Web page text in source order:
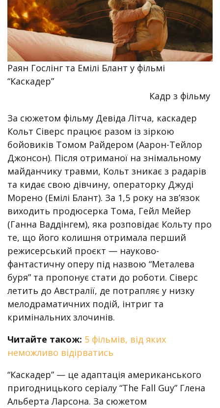
Раян Гослінг та Емілі Блант у фільмі
“Каскадер”
Кадр з фільму
За сюжетом фільму Девіда Літча, каскадер
Кольт Сіверс працює разом із зіркою
бойовиків Томом Райдером (Аарон-Тейлор
Джонсон). Після отриманої на знімальному
майданчику травми, Кольт зникає з радарів
та кидає свою дівчину, операторку Джуді
Морено (Емілі Блант). За 1,5 року на зв’язок
виходить продюсерка Тома, Гейл Мейер
(Ганна Ваддінгем), яка розповідає Кольту про
те, що його колишня отримала перший
режисерський проєкт — науково-
фантастичну оперу під назвою “Металева
буря” та пропонує стати до роботи. Сіверс
летить до Австралії, де потрапляє у низку
мелодраматичних подій, інтриг та
кримінальних злочинів.
Читайте також: 5 фільмів, від яких
неможливо відірватись
“Каскадер” — це адаптація американського
пригодницького серіалу “The Fall Guy” Глена
Альберта Ларсона. За сюжетом